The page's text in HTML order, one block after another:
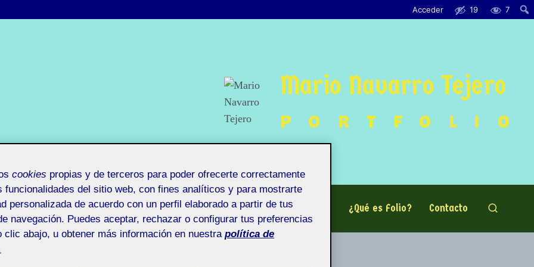
Acceder 19 7
Mario Navarro Tejero
PORTFOLIO
Inicio Proyectos Personales ¿Quién soy? ¿Qué es Folio? Contacto
cookies propias y de terceros para poder ofrecerte correctamente
funcionalidades del sitio web, con fines analíticos y para mostrarte
personalizada de acuerdo con un perfil elaborado a partir de tus
navegación. Puedes aceptar, rechazar o configurar tus preferencias
clic abajo, u obtener más información en nuestra política de